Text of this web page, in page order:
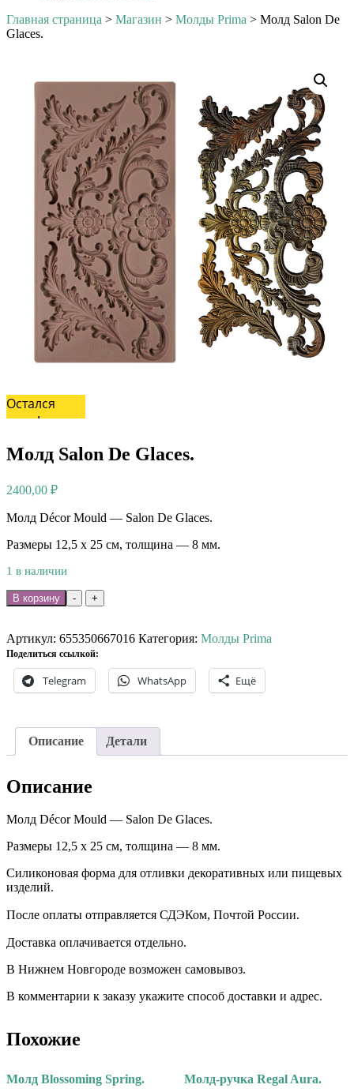
Главная страница > Магазин > Молды Prima > Молд Salon De
Glaces.
Остался
один!
Молд Salon De Glaces.
2400,00 ₽
Молд Décor Mould — Salon De Glaces.
Размеры 12,5 х 25 см, толщина — 8 мм.
1 в наличии
-
Количество
товара
Salon
De
Glaces.
+
В корзину
Артикул: 655350667016 Категория: Молды Prima
Поделиться ссылкой:
Telegram WhatsApp Ещё
Описание Детали
Описание
Молд Décor Mould — Salon De Glaces.
Размеры 12,5 х 25 см, толщина — 8 мм.
Силиконовая форма для отливки декоративных или пищевых
изделий.
После оплаты отправляется СДЭКом, Почтой России. ⠀
Доставка оплачивается отдельно. ⠀
В Нижнем Новгороде возможен самовывоз.
В комментарии к заказу укажите способ доставки и адрес.
Похожие
Молд Blossoming Spring. Молд-ручка Regal Aura.